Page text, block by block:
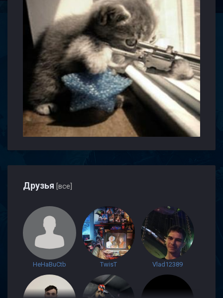
Друзья [все]
HeHaBuCtb TwisT Vlad12389